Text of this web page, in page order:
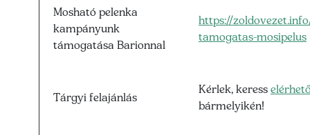
Mosható pelenka
kampányunk
támogatása Barionnal
https://
tamogatas-mosipelus
Tárgyi felajánlás
Kérlek, keress
bármelyikén!